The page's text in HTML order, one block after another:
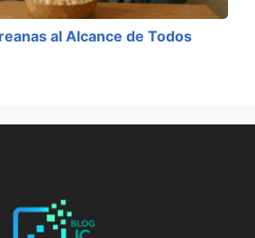
al Alcance de Todos